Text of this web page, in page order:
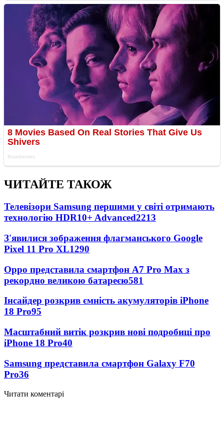
ЧИТАЙТЕ ТАКОЖ
Телевізори Samsung першими у світі отримають
технологію HDR10+ Advanced2213
З'явилися зображення флагманського Google
Pixel 11 Pro XL1290
Oppo представила смартфон A7 Pro Max з
рекордно великою батареєю581
Інсайдер розкрив ємність акумуляторів iPhone
18 Pro95
Масштабний витік розкрив нові подробиці про
iPhone 18 Pro40
Samsung представила смартфон Galaxy F70
Pro36
Читати коментарі